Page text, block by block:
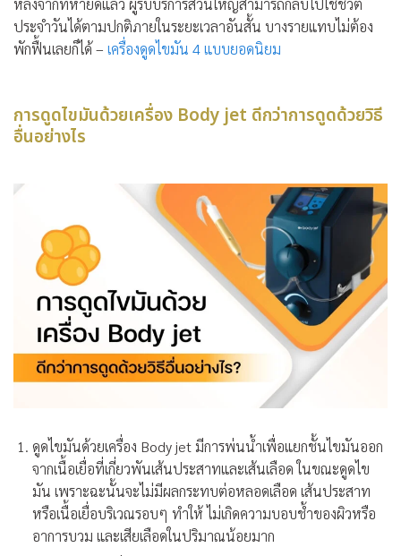
หลังจากที่หายดีแล้ว ผู้รับบริการส่วนใหญ่สามารถกลับไปใช้ชีวิต
ประจำวันได้ตามปกติภายในระยะเวลาอันสั้น บางรายแทบไม่ต้อง
พักฟื้นเลยก็ได้ – เครื่องดูดไขมัน 4 แบบยอดนิยม
การดูดไขมันด้วยเครื่อง Body jet ดีกว่าการดูดด้วยวิธี
อื่นอย่างไร
ดูดไขมันด้วยเครื่อง Body jet มีการพ่นน้ำเพื่อแยกชั้นไขมันออก
จากเนื้อเยื่อที่เกี่ยวพันเส้นประสาทและเส้นเลือด ในขณะดูดไข
มัน เพราะฉะนั้นจะไม่มีผลกระทบต่อหลอดเลือด เส้นประสาท
หรือเนื้อเยื่อบริเวณรอบๆ ทำให้ ไม่เกิดความบอบช้ำของผิวหรือ
อาการบวม และเสียเลือดในปริมาณน้อยมาก